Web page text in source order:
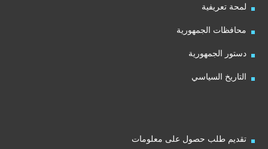
لمحة تعريفية
محافظات الجمهورية
دستور الجمهورية
التاريخ السياسي
تقديم طلب حصول على معلومات